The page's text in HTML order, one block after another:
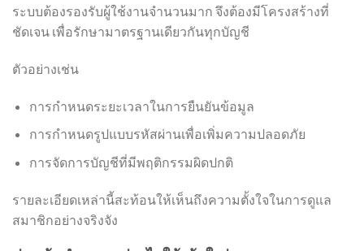
ระบบต้องรองรับผู้ใช้งานจำนวนมาก จึงต้องมีโครงสร้างที่
ชัดเจน เพื่อรักษามาตรฐานเดียวกันทุกบัญชี
ตัวอย่างเช่น
การกำหนดระยะเวลาในการยืนยันข้อมูล
การกำหนดรูปแบบรหัสผ่านเพื่อเพิ่มความปลอดภัย
การจัดการบัญชีที่มีพฤติกรรมผิดปกติ
รายละเอียดเหล่านี้สะท้อนให้เห็นถึงความตั้งใจในการดูแล
สมาชิกอย่างจริงจัง